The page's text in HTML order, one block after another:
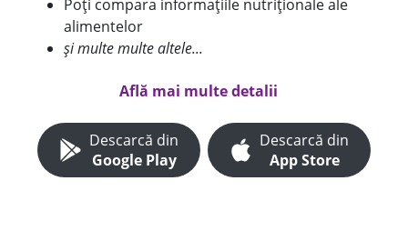
Poți compara informațiile nutriționale ale
alimentelor
și multe multe altele...
Află mai multe detalii
Descarcă din
Google Play
Descarcă din
App Store